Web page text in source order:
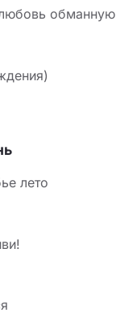
обманную
лето